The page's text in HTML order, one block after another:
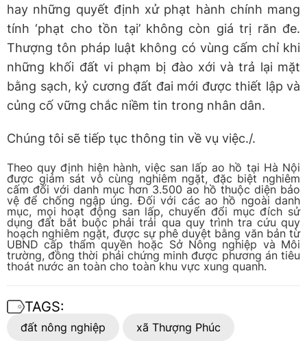
hay những quyết định xử phạt hành chính mang
tính ‘phạt cho tồn tại’ không còn giá trị răn đe.
Thượng tôn pháp luật không có vùng cấm chỉ khi
những khối đất vi phạm bị đào xới và trả lại mặt
bằng sạch, kỷ cương đất đai mới được thiết lập và
củng cố vững chắc niềm tin trong nhân dân.
Chúng tôi sẽ tiếp tục thông tin về vụ việc./.
Theo quy định hiện hành, việc san lấp ao hồ tại Hà Nội
được giám sát vô cùng nghiêm ngặt, đặc biệt nghiêm
cấm đối với danh mục hơn 3.500 ao hồ thuộc diện bảo
vệ để chống ngập úng. Đối với các ao hồ ngoài danh
mục, mọi hoạt động san lấp, chuyển đổi mục đích sử
dụng đất bắt buộc phải trải qua quy trình tra cứu quy
hoạch nghiêm ngặt, được sự phê duyệt bằng văn bản từ
UBND cấp thẩm quyền hoặc Sở Nông nghiệp và Môi
trường, đồng thời phải chứng minh được phương án tiêu
thoát nước an toàn cho toàn khu vực xung quanh.
TAGS:
đất nông nghiệp xã Thượng Phúc